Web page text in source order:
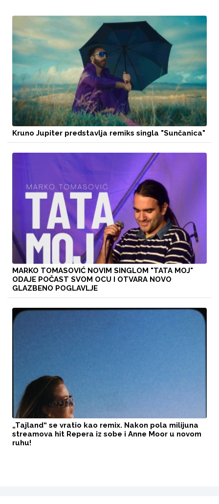
Kruno Jupiter predstavlja remiks singla "Sunčanica"
MARKO TOMASOVIĆ NOVIM SINGLOM "TATA MOJ"
ODAJE POČAST SVOM OCU I OTVARA NOVO
GLAZBENO POGLAVLJE
„Tajland“ se vratio kao remix. Nakon pola milijuna
streamova hit Repera iz sobe i Anne Moor u novom
ruhu!